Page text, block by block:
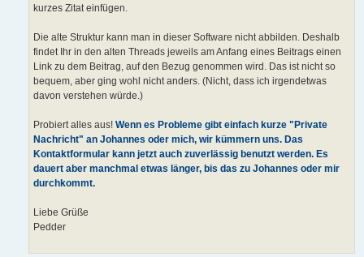
kurzes Zitat einfügen.
Die alte Struktur kann man in dieser Software nicht abbilden. Deshalb
findet Ihr in den alten Threads jeweils am Anfang eines Beitrags einen
Link zu dem Beitrag, auf den Bezug genommen wird. Das ist nicht so
bequem, aber ging wohl nicht anders. (Nicht, dass ich irgendetwas
davon verstehen würde.)
Probiert alles aus! Wenn es Probleme gibt einfach kurze "Private
Nachricht" an Johannes oder mich, wir kümmern uns. Das
Kontaktformular kann jetzt auch zuverlässig benutzt werden. Es
dauert aber manchmal etwas länger, bis das zu Johannes oder mir
durchkommt.
Liebe Grüße
Pedder